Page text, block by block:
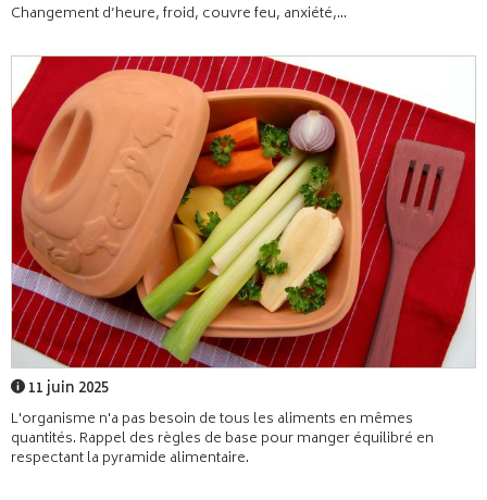
Changement d’heure, froid, couvre feu, anxiété,...
11 juin 2025
L'organisme n'a pas besoin de tous les aliments en mêmes
quantités. Rappel des règles de base pour manger équilibré en
respectant la pyramide alimentaire.